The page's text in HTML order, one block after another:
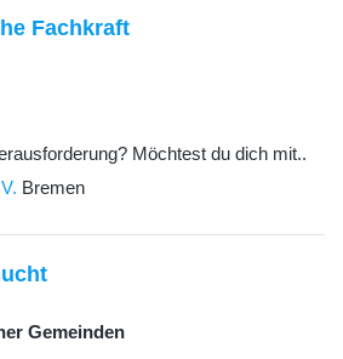
Fachkraft
Möchtest du dich mit..
Bremen
Gemeinden